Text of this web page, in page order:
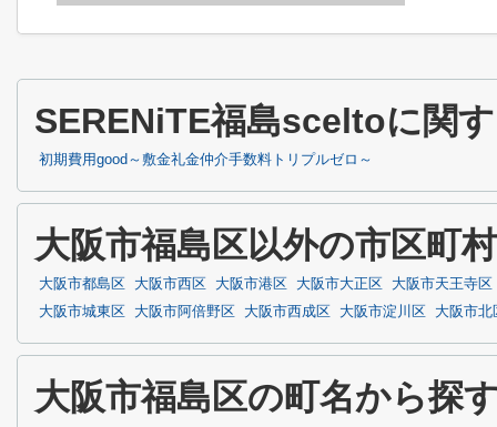
SERENiTE福島sceltoに関
初期費用good～敷金礼金仲介手数料トリプルゼロ～
大阪市福島区以外の市区町
大阪市都島区 大阪市西区 大阪市港区 大阪市大正区
大阪市天王寺区
大阪市城東区
大阪市阿倍野区 大阪市西成区 大阪市淀川区 大阪市北
大阪市福島区の町名から探